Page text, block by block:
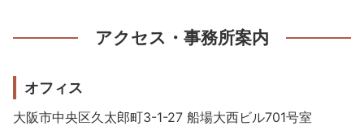
アクセス・事務所案内
オフィス
大阪市中央区久太郎町3-1-27 船場大西ビル701号室